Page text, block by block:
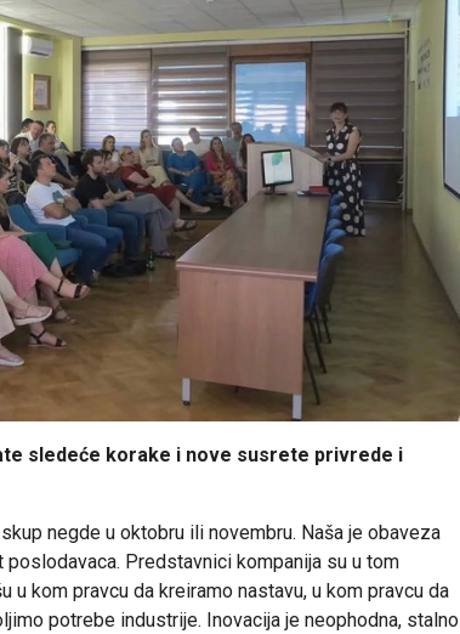
sledeće korake i nove susrete privrede i
negde u oktobru ili novembru. Naša je obaveza
Predstavnici kompanija su u tom
kom pravcu da kreiramo nastavu, u kom pravcu da
potrebe industrije. Inovacija je neophodna, stalno